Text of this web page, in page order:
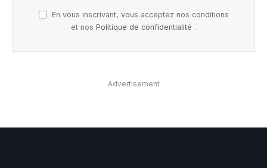
En vous inscrivant, vous acceptez nos conditions
et nos Politique de confidentialité .
Advertisement